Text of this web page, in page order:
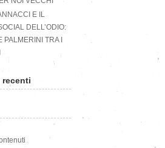
E IL
DELL’ODIO:
PALMERINI TRA I
recenti